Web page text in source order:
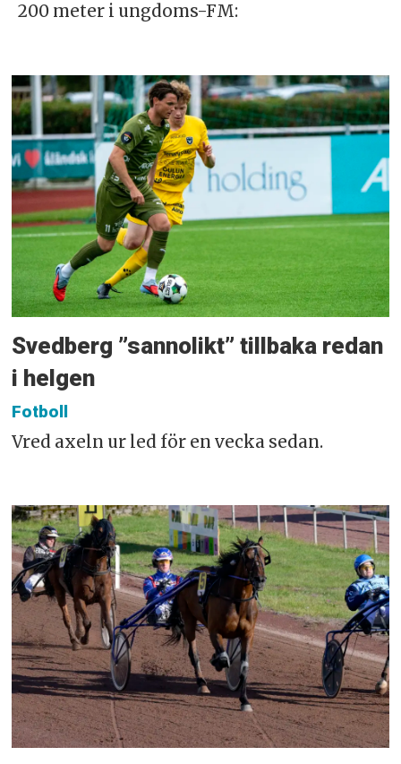
200 meter i ungdoms-FM:
Svedberg ”sannolikt” tillbaka redan
i helgen
Fotboll
Vred axeln ur led för en vecka sedan.